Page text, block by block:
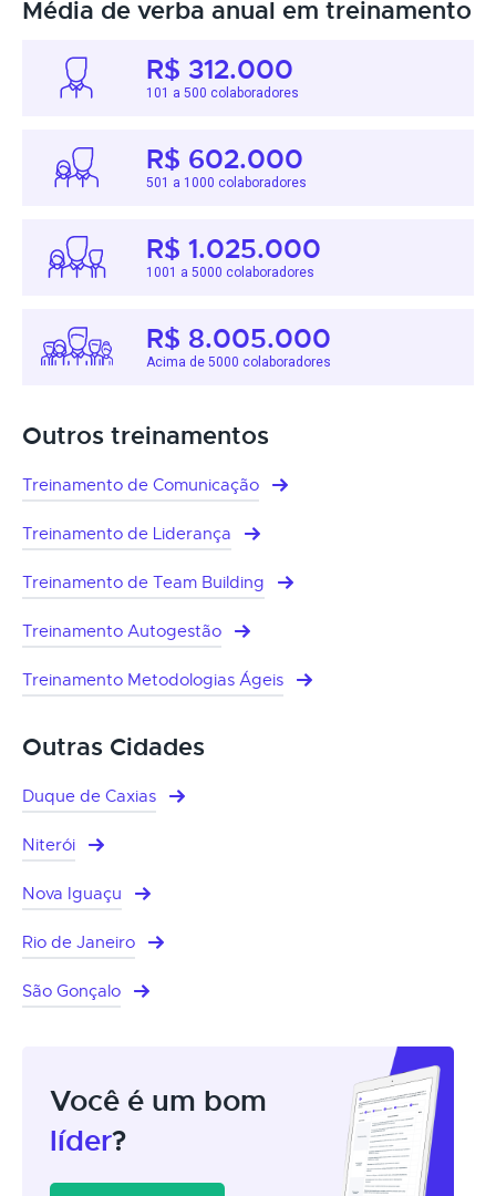
Média de verba anual em treinamento
R$ 312.000
101 a 500 colaboradores
R$ 602.000
501 a 1000 colaboradores
R$ 1.025.000
1001 a 5000 colaboradores
R$ 8.005.000
Acima de 5000 colaboradores
Outros treinamentos
Treinamento de Comunicação
Treinamento de Liderança
Treinamento de Team Building
Treinamento Autogestão
Treinamento Metodologias Ágeis
Outras Cidades
Duque de Caxias
Niterói
Nova Iguaçu
Rio de Janeiro
São Gonçalo
Você é um bom
líder?